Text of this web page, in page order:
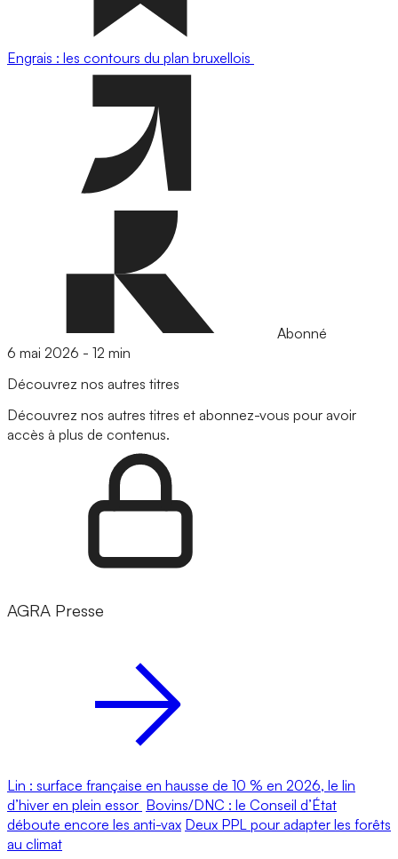
Engrais : les contours du plan bruxellois
Abonné
6 mai 2026 - 12 min
Découvrez nos autres titres
Découvrez nos autres titres et abonnez-vous pour avoir
accès à plus de contenus.
AGRA Presse
Lin : surface française en hausse de 10 % en 2026, le lin
d’hiver en plein essor Bovins/DNC : le Conseil d’État
déboute encore les anti-vax Deux PPL pour adapter les forêts
au climat